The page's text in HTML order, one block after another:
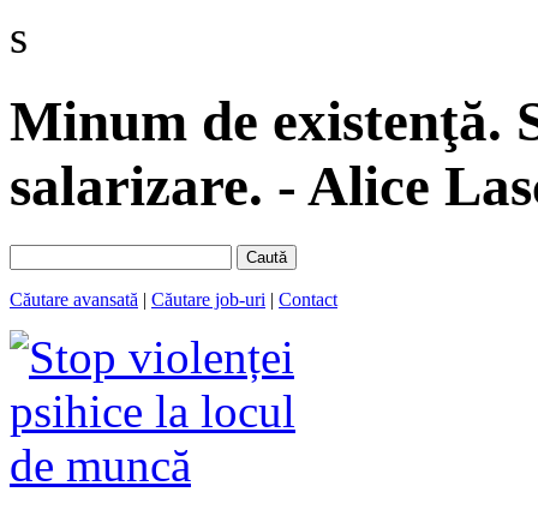
s
Minum de existenţă.
salarizare. - Alice
Caută
Căutare avansată | Căutare job-uri | Contact